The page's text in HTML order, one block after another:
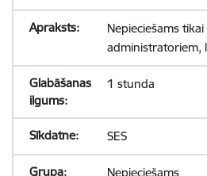
Nepieciešams
administratoriem,
1 stunda
SES
Nepieciešams